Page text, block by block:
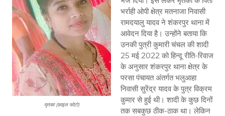
मृतका (फ़ाइल फोटो)
भर्राही ओपी क्षेत्र मतनाजा निवासी
रामदयालु यादव ने शंकरपुर थाना में
आवेदन दिया है। उन्होंने बताया कि
उनकी पुत्री कुमारी चंचल की शादी
25 मई 2022 को हिन्दू रीति-रिवाज
के अनुसार शंकरपुर थाना क्षेत्र के
परसा पंचायत अंतर्गत भलुआहा
निवासी सुरेंद्र यादव के पुत्र विक्रम
कुमार से हुई थी। शादी के कुछ दिनों
तक सबकुछ ठीक-ठाक था। लेकिन